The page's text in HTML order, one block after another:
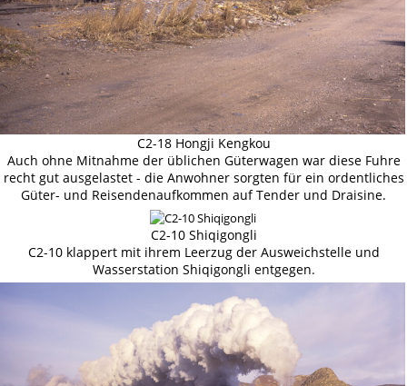
C2-18 Hongji Kengkou
Auch ohne Mitnahme der üblichen Güterwagen war diese Fuhre
recht gut ausgelastet - die Anwohner sorgten für ein ordentliches
Güter- und Reisendenaufkommen auf Tender und Draisine.
C2-10 Shiqigongli
C2-10 klappert mit ihrem Leerzug der Ausweichstelle und
Wasserstation Shiqigongli entgegen.